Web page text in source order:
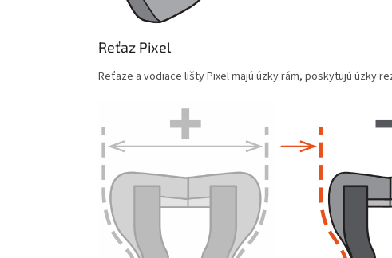
Reťaz Pixel
Reťaze a vodiace lišty Pixel majú úzky rám, poskytujú úzky